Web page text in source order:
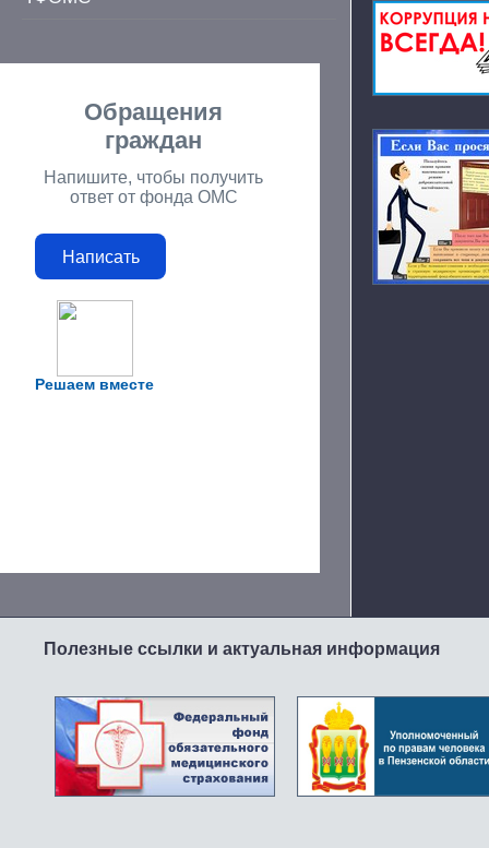
Решаем вместе
Обращения
граждан
Напишите, чтобы получить
ответ от фонда ОМС
Написать
Полезные ссылки и актуальная информация